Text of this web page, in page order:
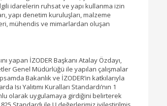
idarelerin ruhsat ve yapı kullanma izin
yapı denetim kuruluşları, malzeme
mühendis ve mimarlardan oluşan
yapan İZODER Başkanı Atalay Özdayı,
Genel Müdürlüğü ile yapılan çalışmalar
Bakanlık ve İZODER’in katkılarıyla
Isı Yalıtımı Kuralları Standardı’nın 1
olarak uygulamaya girdiğini belirterek